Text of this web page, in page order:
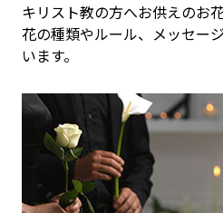
キリスト教の方へお供えのお
花の種類やルール、メッセー
います。